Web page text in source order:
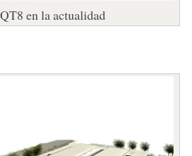
en la actualidad